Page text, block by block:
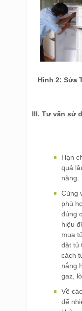
Hình 2: Sửa
III. Tư vấn sử
Hạn
quá
năng.
Cùng
phù
đúng
hiệu
mua
đặt tủ
cách
nắng
gaz,
Về
để